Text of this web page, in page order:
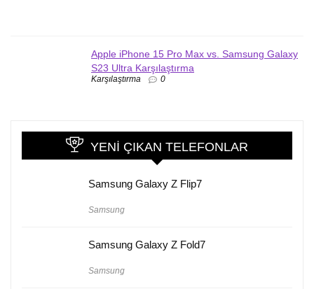
Apple iPhone 15 Pro Max vs. Samsung Galaxy
S23 Ultra Karşılaştırma
Karşılaştırma 0
YENI ÇIKAN TELEFONLAR
Samsung Galaxy Z Flip7
Samsung
Samsung Galaxy Z Fold7
Samsung